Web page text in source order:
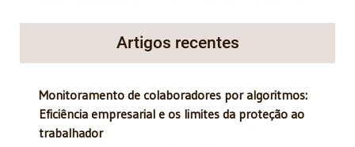
Artigos recentes
Monitoramento de colaboradores por algoritmos:
Eficiência empresarial e os limites da proteção ao
trabalhador